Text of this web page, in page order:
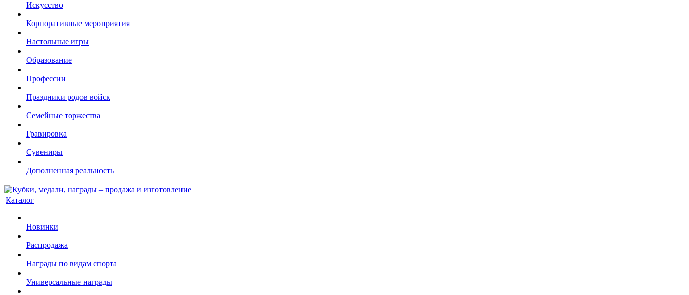
Искусство
Корпоративные мероприятия
Настольные игры
Образование
Профессии
Праздники родов войск
Семейные торжества
Гравировка
Сувениры
Дополненная реальность
Каталог
Новинки
Распродажа
Награды по видам спорта
Универсальные награды